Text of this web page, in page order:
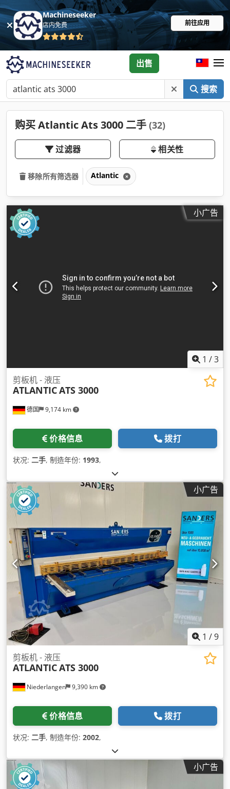
Machineseeker
店内免费 前往应用
搜索
出售
购买 Atlantic Ats 3000 二手 (32)
过滤器 相关性
移除所有筛选器 Atlantic
小广告
1 /3
德国 9,174 km
剪板机 - 液压
ATLANTICATS 3000
价格信息 拨打
状况: 二手, 制造年份: 1993,
小广告
1 /9
Niederlangen 9,390 km
剪板机 - 液压
ATLANTICATS 3000
价格信息 拨打
状况: 二手, 制造年份: 2002,
小广告